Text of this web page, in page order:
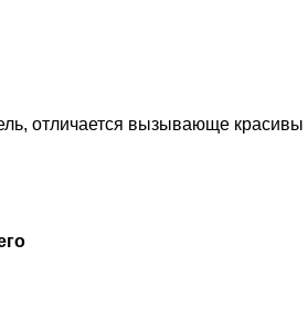
отличается вызывающе красивы